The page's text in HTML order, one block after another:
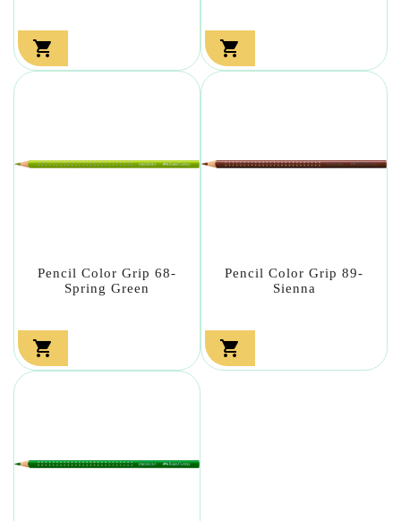
 
Pencil Color Grip 68-
Spring Green

Pencil Color Grip 89-
Sienna
